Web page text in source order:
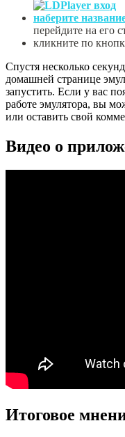
наберите
перейдите на его
кликните по
Спустя несколько
домашней странице
запустить. Если у вас
работе эмулятора, вы
или оставить свой
Видео о
Итоговое